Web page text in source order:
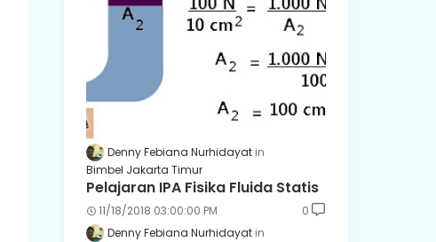
Denny Febiana Nurhidayat
Bimbel Jakarta Timur
Pelajaran IPA Fisika Fluida Statis
11/18/2018 03:00:00 PM
0
Denny Febiana Nurhidayat